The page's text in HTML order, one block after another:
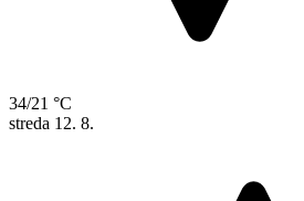
34/21 °C
streda 12. 8.